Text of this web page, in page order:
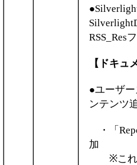
RSS_Res
【ドキュ
●ユーザー
ンテンツ
・「
加
※これら